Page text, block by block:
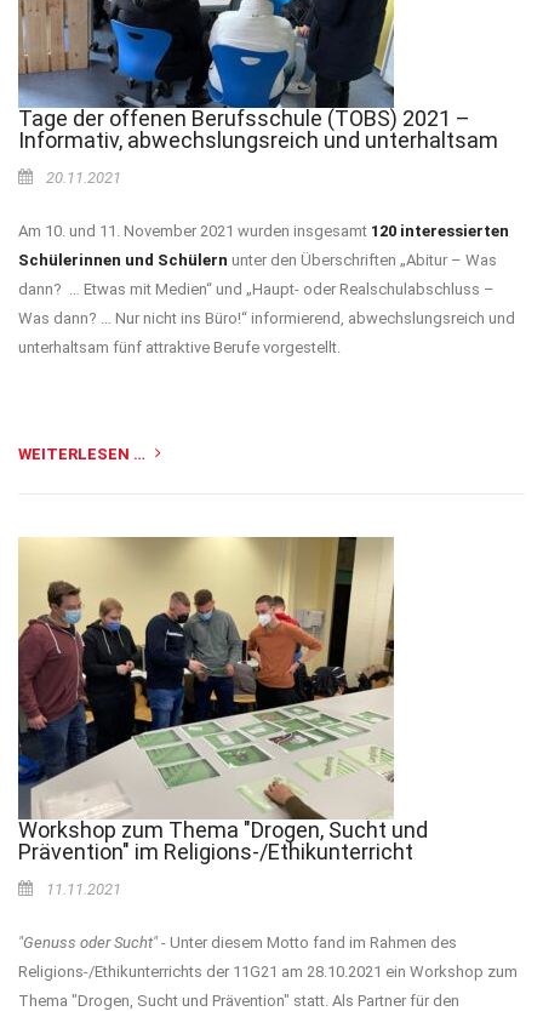
Tage der offenen Berufsschule (TOBS) 2021 –
Informativ, abwechslungsreich und unterhaltsam
20.11.2021
Am 10. und 11. November 2021 wurden insgesamt 120 interessierten
Schülerinnen und Schülern unter den Überschriften „Abitur – Was
dann? … Etwas mit Medien“ und „Haupt- oder Realschulabschluss –
Was dann? … Nur nicht ins Büro!“ informierend, abwechslungsreich und
unterhaltsam fünf attraktive Berufe vorgestellt.
WEITERLESEN …
Workshop zum Thema "Drogen, Sucht und
Prävention" im Religions-/Ethikunterricht
11.11.2021
"Genuss oder Sucht"- Unter diesem Motto fand im Rahmen des
Religions-/Ethikunterrichts der 11G21 am 28.10.2021 ein Workshop zum
Thema "Drogen, Sucht und Prävention" statt. Als Partner für den